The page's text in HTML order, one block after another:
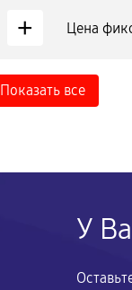
+ Цена
Показать все
У